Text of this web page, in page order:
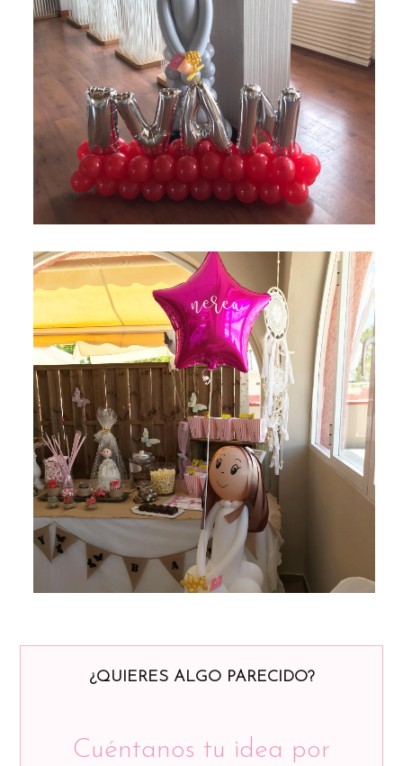
¿QUIERES ALGO PARECIDO?
Cuéntanos tu idea por